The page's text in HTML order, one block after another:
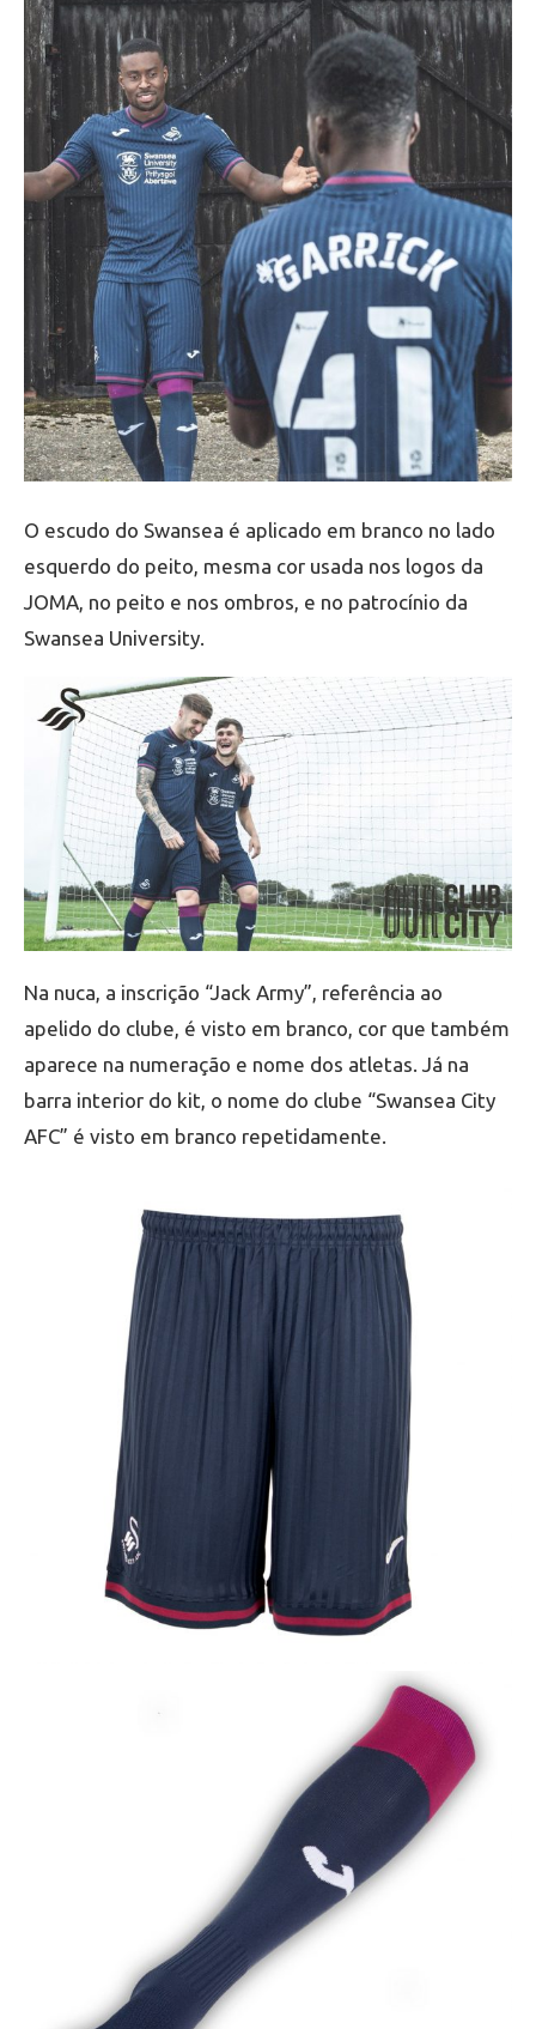
O escudo do Swansea é aplicado em branco no lado
esquerdo do peito, mesma cor usada nos logos da
JOMA, no peito e nos ombros, e no patrocínio da
Swansea University.
Na nuca, a inscrição “Jack Army”, referência ao
apelido do clube, é visto em branco, cor que também
aparece na numeração e nome dos atletas. Já na
barra interior do kit, o nome do clube “Swansea City
AFC” é visto em branco repetidamente.